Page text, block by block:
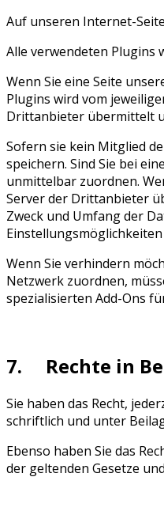
Auf unseren Internet-
Alle verwendeten Plugins
Wenn Sie eine Seite
Plugins wird vom
Drittanbieter übermittelt
Sofern sie kein Mitglied
speichern. Sind Sie bei
unmittelbar zuordnen.
Server der Drittanbieter
Zweck und Umfang der
Wenn Sie verhindern
Netzwerk zuordnen,
spezialisierten Add-Ons
7. Rechte in
Sie haben das Recht,
schriftlich und unter
Ebenso haben Sie das
der geltenden Gesetze